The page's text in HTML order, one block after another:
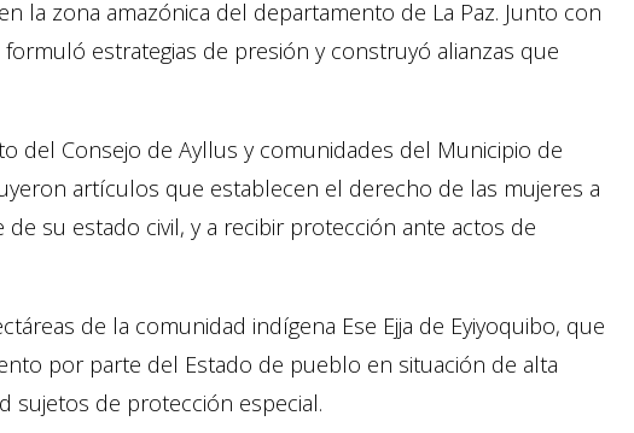
la zona amazónica del departamento de La Paz. Junto con
estrategias de presión y construyó alianzas que
del Consejo de Ayllus y comunidades del Municipio de
artículos que establecen el derecho de las mujeres a
su estado civil, y a recibir protección ante actos de
de la comunidad indígena Ese Ejja de Eyiyoquibo, que
por parte del Estado de pueblo en situación de alta
sujetos de protección especial.